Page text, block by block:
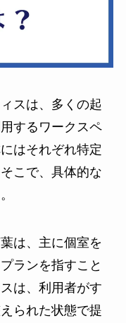
スは、多くの起
するワークスペ
はそれぞれ特定
こで、具体的な
は、主に個室を
ランを指すこと
は、利用者がす
られた状態で提